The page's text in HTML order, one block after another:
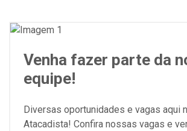
Venha fazer parte da
equipe!
Diversas oportunidades e vagas aqui
Atacadista! Confira nossas vagas e